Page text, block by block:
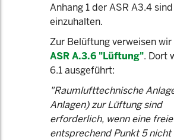
Anhang 1 der ASR A3.4
einzuhalten.
Zur Belüftung verweisen
ASR A.3.6 "Lüftung". Dort
6.1 ausgeführt:
"Raumlufttechnische
Anlagen) zur Lüftung sind
erforderlich, wenn eine
entsprechend Punkt 5 nicht